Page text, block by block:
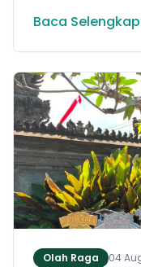
Mustika
Indonesia, Ir.
historis tersebut,
menghidangkan
lokal yang tidak
beragam, aman
Baca
Olah Raga 04